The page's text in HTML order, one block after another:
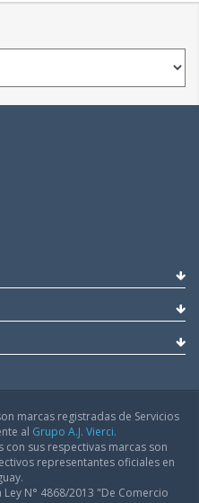
marcas registradas de Servicios
al Grupo A.J. Vierci.
sus respectivas marcas son
representantes oficiales en
N° 4868/2013 "De Comercio